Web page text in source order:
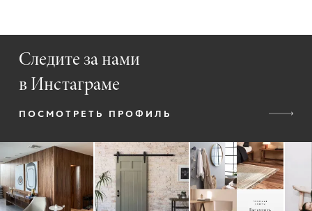
Следите за нами
в Инстаграме
ПОСМОТРЕТЬ ПРОФИЛЬ